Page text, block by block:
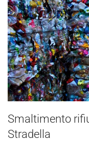
Smaltimento
Stradella